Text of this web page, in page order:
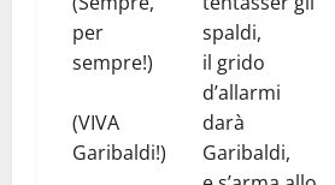
per
sempre!)
(VIVA
Garibaldi!)
spaldi,
il grido
d’allarmi
darà
Garibaldi,